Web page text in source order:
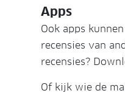
Apps
Ook apps
recensies van
recensies?
Of kijk wie de